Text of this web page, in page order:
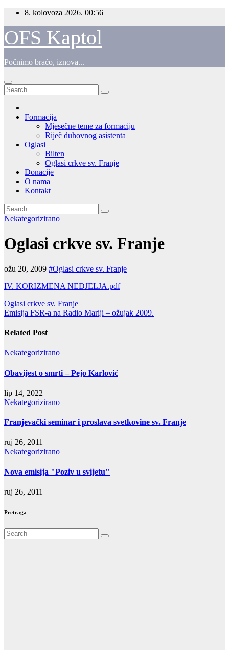
Skip
content
8. kolovoza 2026. 00:56
OFS Kaptol
Počnimo braćo, iznova...
Formacija
Mjesečne teme za formaciju
Riječ duhovnog asistenta
Oglasi
Bilten
Oglasi crkve sv. Franje
Donacije
O nama
Kontakt
Nekategorizirano
Oglasi crkve sv. Franje
ožu 20, 2009 #Oglasi crkve sv. Franje
IV. KORIZMENA NEDJELJA.pdf
Navigacija
objava
Oglasi crkve sv. Franje
Emisija FSR-a na Radio Mariji – ožujak 2009.
Related Post
Nekategorizirano
Obavijest o smrti – Pejo Karlović
lip 14, 2022
Nekategorizirano
Franjevački seminar i proslava svetkovine sv. Franje
ruj 26, 2011
Nekategorizirano
Nova emisija "Poziv u svijetu"
ruj 26, 2011
Pretraga